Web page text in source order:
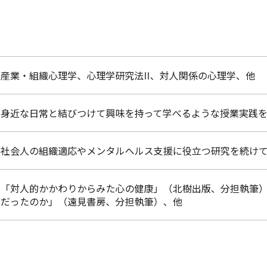
産業・組織心理学、心理学研究法II、対人関係の心理学、他
身近な日常と結びつけて興味を持って学べるような授業実践を
社会人の組織適応やメンタルヘルス支援に役立つ研究を続けて
「対人的かかわりからみた心の健康」（北樹出版、分担執筆
だったのか」（遠見書房、分担執筆）、他